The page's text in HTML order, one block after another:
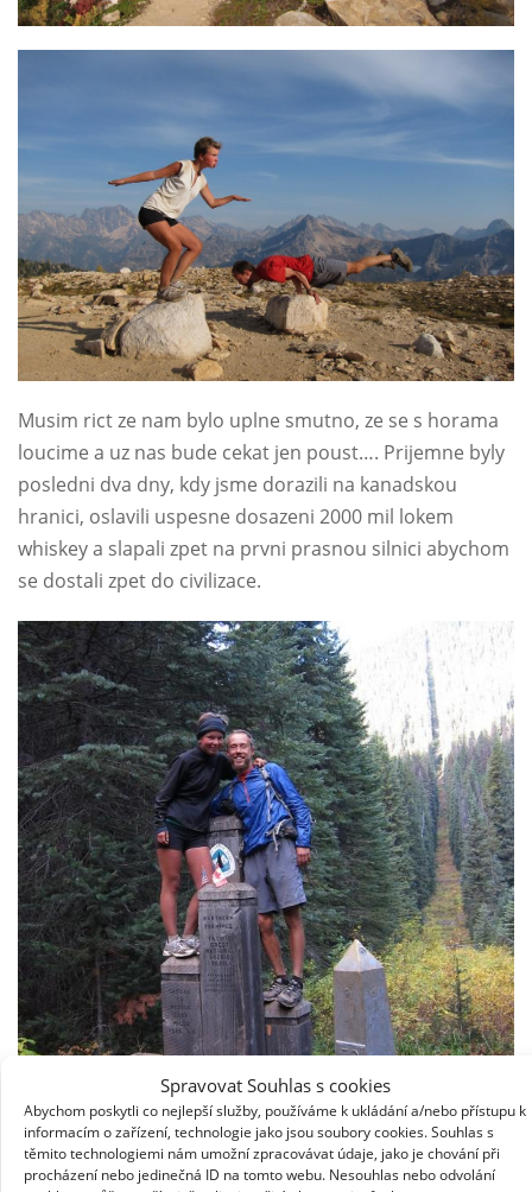
Spravovat Souhlas s cookies
Abychom poskytli co nejlepší služby, používáme k ukládání a/nebo přístupu k
informacím o zařízení, technologie jako jsou soubory cookies. Souhlas s
těmito technologiemi nám umožní zpracovávat údaje, jako je chování při
procházení nebo jedinečná ID na tomto webu. Nesouhlas nebo odvolání
Musim rict ze nam bylo uplne smutno, ze se s horama
loucime a uz nas bude cekat jen poust…. Prijemne byly
posledni dva dny, kdy jsme dorazili na kanadskou
hranici, oslavili uspesne dosazeni 2000 mil lokem
whiskey a slapali zpet na prvni prasnou silnici abychom
se dostali zpet do civilizace.